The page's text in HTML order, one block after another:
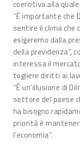
coercitiva alla
“É importante che
sentire il clima che
esigeremo dalla
della previdenza”,
interessa il
togliere diritti ai
“É un’illusione di
settore del paese
ha bisogno
priorità è
l’economia”.